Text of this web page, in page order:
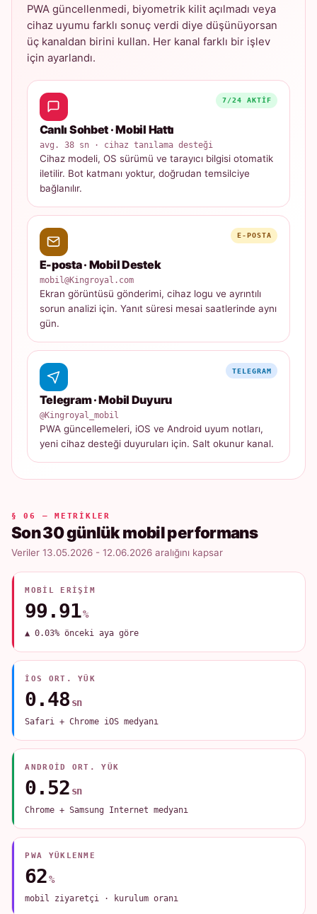
PWA güncellenmedi, biyometrik kilit açılmadı veya
cihaz uyumu farklı sonuç verdi diye düşünüyorsan
üç kanaldan birini kullan. Her kanal farklı bir işlev
için ayarlandı.
7/24 AKTIF
Canlı Sohbet · Mobil Hattı
avg. 38 sn · cihaz tanılama desteği
Cihaz modeli, OS sürümü ve tarayıcı bilgisi otomatik
iletilir. Bot katmanı yoktur, doğrudan temsilciye
bağlanılır.
E-POSTA
E-posta · Mobil Destek
mobil@Kingroyal.com
Ekran görüntüsü gönderimi, cihaz logu ve ayrıntılı
sorun analizi için. Yanıt süresi mesai saatlerinde aynı
gün.
TELEGRAM
Telegram · Mobil Duyuru
@Kingroyal_mobil
PWA güncellemeleri, iOS ve Android uyum notları,
yeni cihaz desteği duyuruları için. Salt okunur kanal.
§ 06 — METRIKLER
Son 30 günlük mobil performans
Veriler 13.05.2026 - 12.06.2026 aralığını kapsar
MOBIL ERIŞIM
99.91%
▲ 0.03% önceki aya göre
IOS ORT. YÜK
0.48 sn
Safari + Chrome iOS medyanı
ANDROID ORT. YÜK
0.52 sn
Chrome + Samsung Internet medyanı
PWA YÜKLENME
62%
mobil ziyaretçi · kurulum oranı